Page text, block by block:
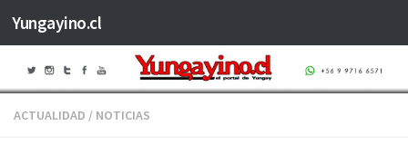
Saltar al contenido
Yungayino.cl
ACTUALIDAD / NOTICIAS